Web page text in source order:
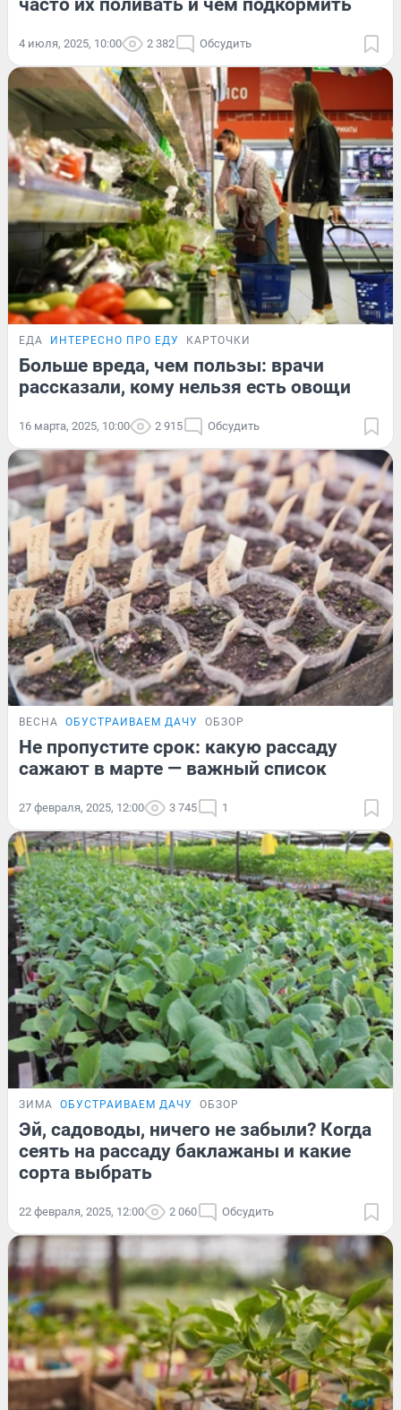
часто их поливать и чем подкормить
4 июля, 2025, 10:00 2 382 Обсудить
ЕДА ИНТЕРЕСНО ПРО ЕДУ КАРТОЧКИ
Больше вреда, чем пользы: врачи
рассказали, кому нельзя есть овощи
16 марта, 2025, 10:00 2 915 Обсудить
ВЕСНА ОБУСТРАИВАЕМ ДАЧУ ОБЗОР
Не пропустите срок: какую рассаду
сажают в марте — важный список
27 февраля, 2025, 12:00 3 745 1
ЗИМА ОБУСТРАИВАЕМ ДАЧУ ОБЗОР
Эй, садоводы, ничего не забыли? Когда
сеять на рассаду баклажаны и какие
сорта выбрать
22 февраля, 2025, 12:00 2 060 Обсудить